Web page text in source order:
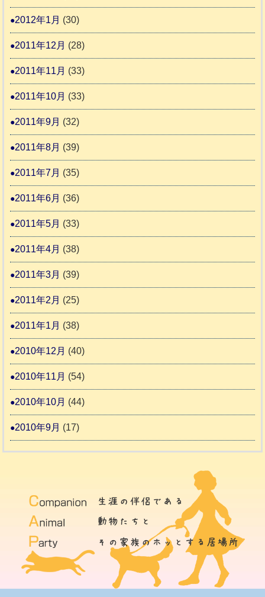
2012年1月 (30)
2011年12月 (28)
2011年11月 (33)
2011年10月 (33)
2011年9月 (32)
2011年8月 (39)
2011年7月 (35)
2011年6月 (36)
2011年5月 (33)
2011年4月 (38)
2011年3月 (39)
2011年2月 (25)
2011年1月 (38)
2010年12月 (40)
2010年11月 (54)
2010年10月 (44)
2010年9月 (17)